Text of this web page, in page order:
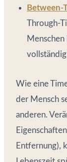
Between-
Through-
Wie eine
der Mensch
anderen.
Entfernung),